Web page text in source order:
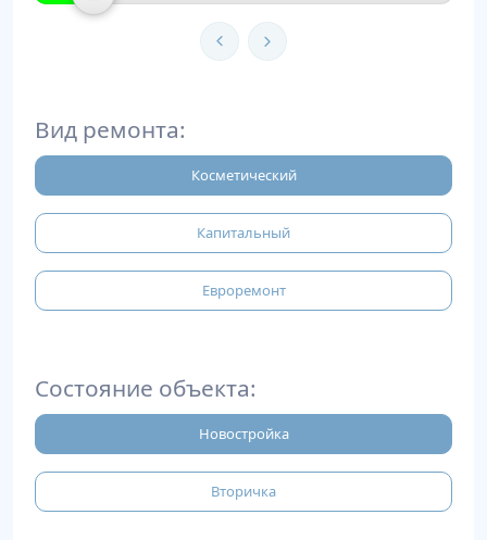
Вид ремонта:
Косметический
Капитальный
Евроремонт
Состояние объекта:
Новостройка
Вторичка